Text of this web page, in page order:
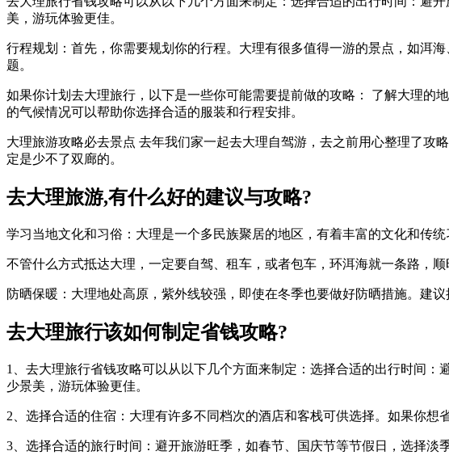
美，游玩体验更佳。
行程规划：首先，你需要规划你的行程。大理有很多值得一游的景点，如洱
题。
如果你计划去大理旅行，以下是一些你可能需要提前做的攻略： 了解大理的
的气候情况可以帮助你选择合适的服装和行程安排。
大理旅游攻略必去景点 去年我们家一起去大理自驾游，去之前用心整理了
定是少不了双廊的。
去大理旅游,有什么好的建议与攻略?
学习当地文化和习俗：大理是一个多民族聚居的地区，有着丰富的文化和传
不管什么方式抵达大理，一定要自驾、租车，或者包车，环洱海就一条路，顺
防晒保暖：大理地处高原，紫外线较强，即使在冬季也要做好防晒措施。建
去大理旅行该如何制定省钱攻略?
1、去大理旅行省钱攻略可以从以下几个方面来制定：选择合适的出行时间
少景美，游玩体验更佳。
2、选择合适的住宿：大理有许多不同档次的酒店和客栈可供选择。如果你
3、选择合适的旅行时间：避开旅游旺季，如春节、国庆节等节假日，选择